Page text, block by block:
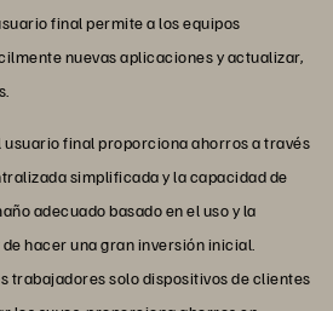
final permite a los equipos
nuevas aplicaciones y actualizar,
usuario final proporciona ahorros a través
simplificada y la capacidad de
adecuado basado en el uso y la
hacer una gran inversión inicial.
trabajadores solo dispositivos de clientes